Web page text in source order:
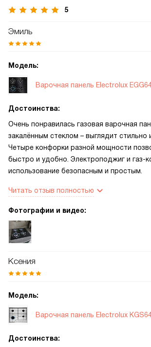
5
Эмиль
Модель:
Варочная панель Electrolux
Достоинства:
Очень понравилась газовая варочная
закалённым стеклом – выглядит стильно
Четыре конфорки разной мощности
быстро и удобно. Электроподжиг и газ-
использование безопасным и простым.
Читать отзыв полностью
Фотографии и видео:
Ксения
Модель:
Варочная панель Electrolux
Достоинства: